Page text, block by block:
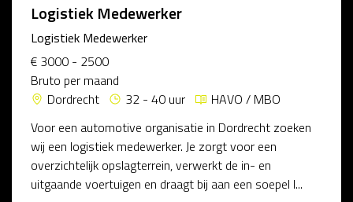
Logistiek Medewerker
Logistiek Medewerker
€ 3000 - 2500
Bruto per maand
Dordrecht
32 - 40 uur
HAVO / MBO
Voor een automotive organisatie in Dordrecht zoeken
wij een logistiek medewerker. Je zorgt voor een
overzichtelijk opslagterrein, verwerkt de in- en
uitgaande voertuigen en draagt bij aan een soepel l...